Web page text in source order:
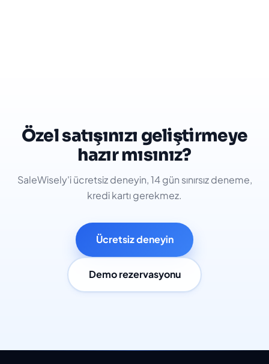
Özel satışınızı geliştirmeye
hazır mısınız?
SaleWisely'i ücretsiz deneyin, 14 gün sınırsız deneme,
kredi kartı gerekmez.
Ücretsiz deneyin
Demo rezervasyonu